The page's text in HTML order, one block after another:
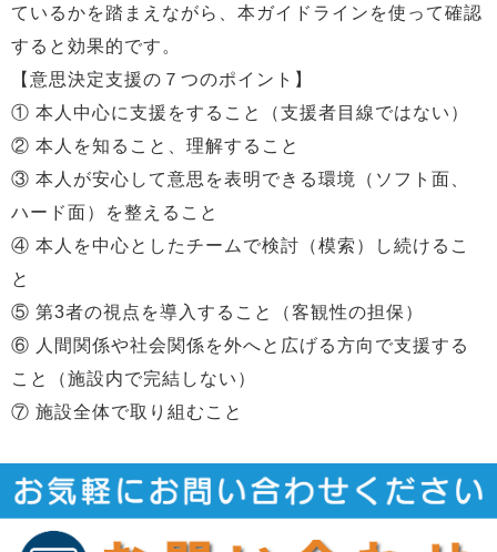
ているかを踏まえながら、本ガイドラインを使って確認
すると効果的です。
【意思決定支援の７つのポイント】
① 本人中心に支援をすること（支援者目線ではない）
② 本人を知ること、理解すること
③ 本人が安心して意思を表明できる環境（ソフト面、
ハード面）を整えること
④ 本人を中心としたチームで検討（模索）し続けるこ
と
⑤ 第3者の視点を導入すること（客観性の担保）
⑥ 人間関係や社会関係を外へと広げる方向で支援する
こと（施設内で完結しない）
⑦ 施設全体で取り組むこと